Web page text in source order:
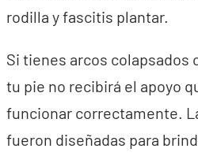
rodilla y fascitis plantar.
Si tienes arcos colapsados
tu pie no recibirá el apoyo
funcionar correctamente.
fueron diseñadas para